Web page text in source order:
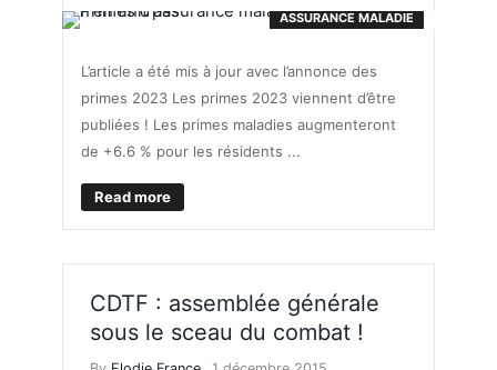
ASSURANCE MALADIE
L’article a été mis à jour avec l’annonce des
primes 2023 Les primes 2023 viennent d’être
publiées ! Les primes maladies augmenteront
de +6.6 % pour les résidents ...
Read more
CDTF : assemblée générale
sous le sceau du combat !